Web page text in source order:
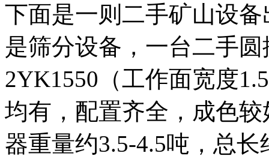
下面是一则二手矿山设
是筛分设备，一台二手
2YK1550（工作面宽度
均有，配置齐全，成色
器重量约3.5-4.5吨，总